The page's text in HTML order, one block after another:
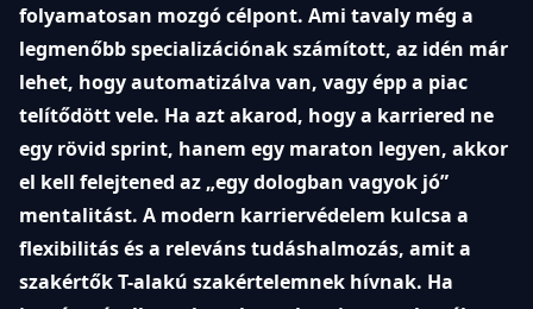
folyamatosan mozgó célpont. Ami tavaly még a
legmenőbb specializációnak számított, az idén már
lehet, hogy automatizálva van, vagy épp a piac
telítődött vele. Ha azt akarod, hogy a karriered ne
egy rövid sprint, hanem egy maraton legyen, akkor
el kell felejtened az „egy dologban vagyok jó”
mentalitást. A modern karriervédelem kulcsa a
flexibilitás és a releváns tudáshalmozás, amit a
szakértők T-alakú szakértelemnek hívnak. Ha